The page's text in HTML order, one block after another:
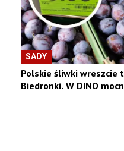
SADY
Polskie śliwki wreszcie
Biedronki. W DINO